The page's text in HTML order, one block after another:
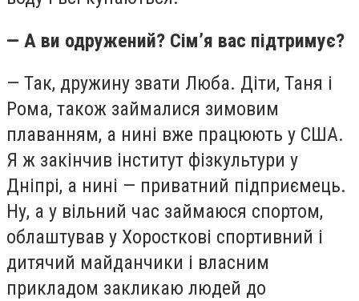
— А ви одружений? Сім’я вас підтримує?
— Так, дружину звати Люба. Діти, Таня і
Рома, також займалися зимовим
плаванням, а нині вже працюють у США.
Я ж закінчив інститут фізкультури у
Дніпрі, а нині — приватний підприємець.
Ну, а у вільний час займаюся спортом,
облаштував у Хоросткові спортивний і
дитячий майданчики і власним
прикладом закликаю людей до